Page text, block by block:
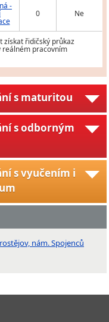
-
0 Ne
získat řidičský průkaz
reálném pracovním
s maturitou
s odborným
s vyučením i
nám. Spojenců